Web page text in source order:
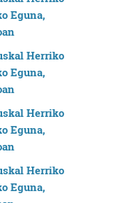
eta beren
nola egin
moduari
lehentasunak
ken dezakezu